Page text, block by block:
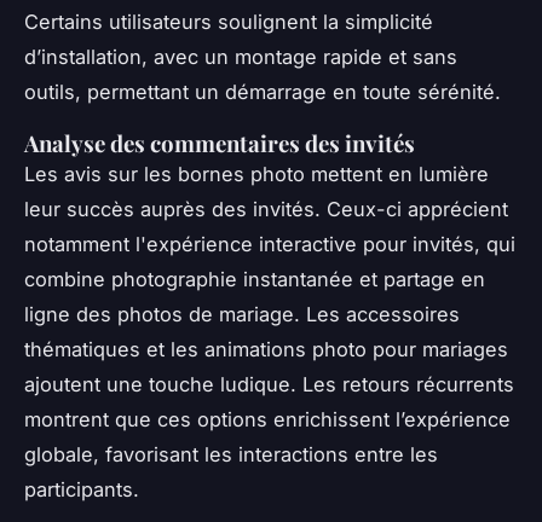
Certains utilisateurs soulignent la simplicité
d’installation, avec un montage rapide et sans
outils, permettant un démarrage en toute sérénité.
Analyse des commentaires des invités
Les avis sur les bornes photo mettent en lumière
leur succès auprès des invités. Ceux-ci apprécient
notamment l'expérience interactive pour invités, qui
combine photographie instantanée et partage en
ligne des photos de mariage. Les accessoires
thématiques et les animations photo pour mariages
ajoutent une touche ludique. Les retours récurrents
montrent que ces options enrichissent l’expérience
globale, favorisant les interactions entre les
participants.